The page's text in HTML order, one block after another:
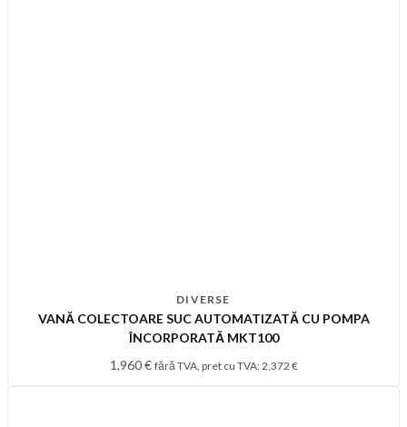
DIVERSE
VANĂ COLECTOARE SUC AUTOMATIZATĂ CU POMPA
ÎNCORPORATĂ MKT100
1,960€ fără TVA, pret cu TVA: 2,372 €